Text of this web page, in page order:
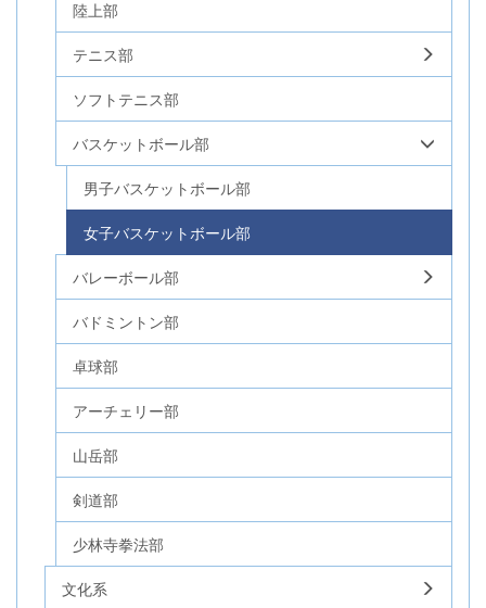
陸上部
テニス部
ソフトテニス部
バスケットボール部
男子バスケットボール部
女子バスケットボール部
バレーボール部
バドミントン部
卓球部
アーチェリー部
山岳部
剣道部
少林寺拳法部
文化系